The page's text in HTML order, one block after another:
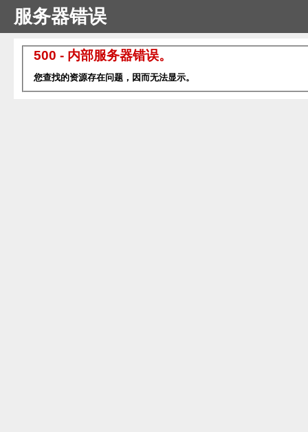
服务器错误
500 - 内部服务器错误。
您查找的资源存在问题，因而无法显示。